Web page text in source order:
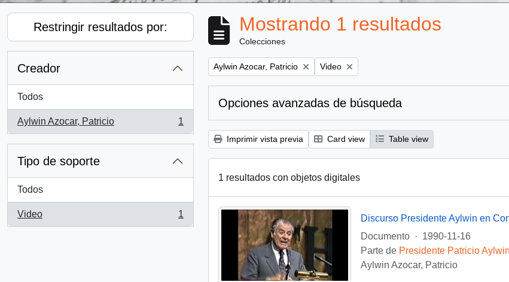
Restringir resultados por:
Creador
Todos
Aylwin Azocar, Patricio
, 1 resultados
1
Tipo de soporte
Todos
Video
, 1 resultados
1
Mostrando 1 resultados
Colecciones
Remove filter:
Aylwin Azocar, Patricio Remove filter:
Video
Opciones avanzadas de búsqueda
Imprimir vista previa Card view Table view
1 resultados con objetos digitales
Discurso Presidente Aylwin en
Documento
· 1990-11-16
Parte de Presidente Patricio
Aylwin Azocar, Patricio